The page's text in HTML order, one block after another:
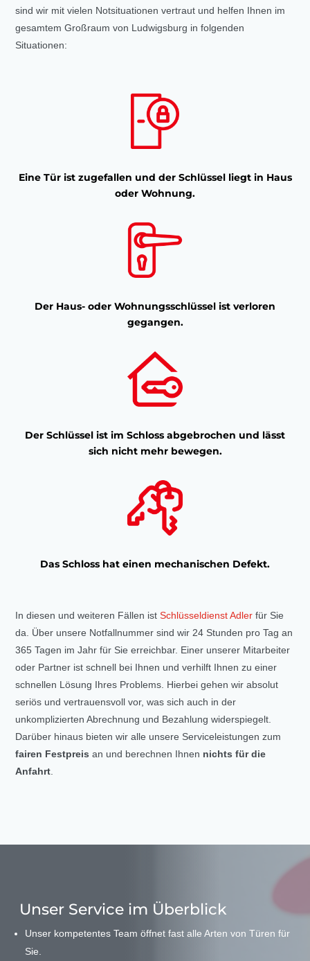
sind wir mit vielen Notsituationen vertraut und helfen Ihnen im
gesamtem Großraum von Ludwigsburg in folgenden
Situationen:
Eine Tür ist zugefallen und der Schlüssel liegt in Haus
oder Wohnung.
Der Haus- oder Wohnungsschlüssel ist verloren
gegangen.
Der Schlüssel ist im Schloss abgebrochen und lässt
sich nicht mehr bewegen.
Das Schloss hat einen mechanischen Defekt.
In diesen und weiteren Fällen istSchlüsseldienst Adler für Sie
da. Über unsere Notfallnummer sind wir 24 Stunden pro Tag an
365 Tagen im Jahr für Sie erreichbar. Einer unserer Mitarbeiter
oder Partner ist schnell bei Ihnen und verhilft Ihnen zu einer
schnellen Lösung Ihres Problems. Hierbei gehen wir absolut
seriös und vertrauensvoll vor, was sich auch in der
unkomplizierten Abrechnung und Bezahlung widerspiegelt.
Darüber hinaus bieten wir alle unsere Serviceleistungen zum
fairen Festpreis an und berechnen Ihnen nichts für die
Anfahrt
Unser Service im Überblick
Unser kompetentes Team öffnet fast alle Arten von Türen für
Sie.